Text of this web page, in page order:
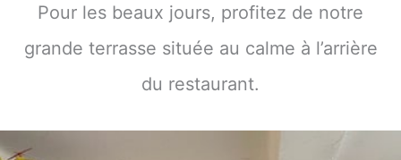
Pour les beaux jours, profitez de notre
grande terrasse située au calme à l’arrière
du restaurant.